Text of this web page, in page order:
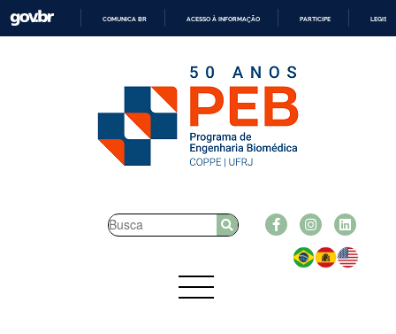
O
CONTEÚDO
COMUNICA BR ACESSO À INFORMAÇÃO PARTICIPE